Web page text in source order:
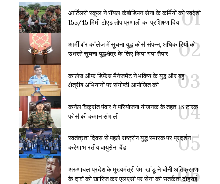
आर्टिलरी स्कूल ने रॉयल कंबोडियन सेना के कर्मियों को स्वदेशी
155/45 मिमी टोएड तोप प्रणाली का प्रशिक्षण दिया
आर्मी वॉर कॉलेज में सूचना युद्ध कोर्स संपन्न, अधिकारियों को
उभरते सूचना युद्धक्षेत्र के लिए किया गया तैयार
कालेज ऑफ डिफेंस मैनेजमेंट ने भविष्य के युद्ध और बहु-
क्षेत्रीय अभियानों पर संगोष्ठी आयोजित की
कर्नल विक्रांत पंवार ने परियोजना योजनक के तहत 13 टास्क
फोर्स की कमान संभाली
स्वतंत्रता दिवस से पहले राष्ट्रीय युद्ध स्मारक पर प्रदर्शन
करेगा भारतीय वायुसेना बैंड
अरुणाचल प्रदेश के मुख्यमंत्री पेमा खांडू ने चीनी अतिक्रमण
के दावों को खारिज कर एलएसी पर सेना की सतर्कता दोहराई